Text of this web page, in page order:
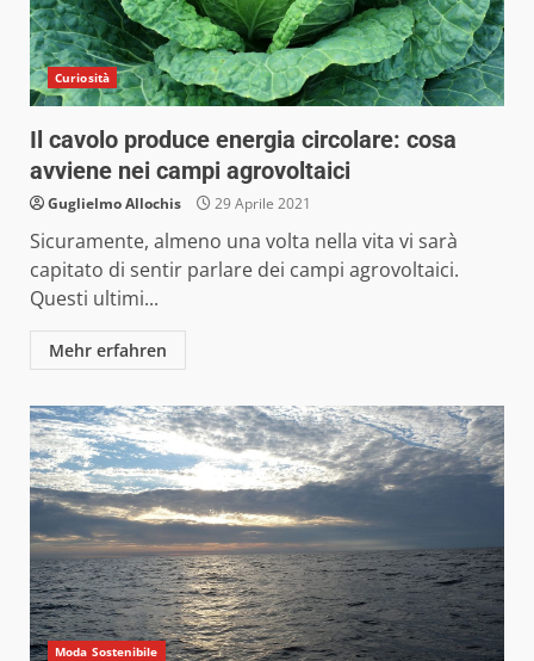
Curiosità
Il cavolo produce energia circolare: cosa
avviene nei campi agrovoltaici
Guglielmo Allochis 29 Aprile 2021
Sicuramente, almeno una volta nella vita vi sarà
capitato di sentir parlare dei campi agrovoltaici.
Questi ultimi...
Mehr erfahren
Moda Sostenibile